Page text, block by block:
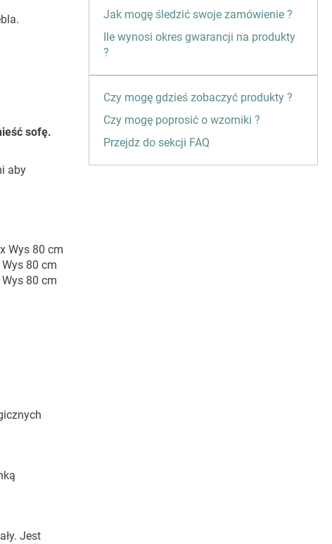
sofę.
aby
Wys 80 cm
Wys 80 cm
Wys 80 cm
Jest
Jak mogę śledzić swoje zamówienie ?
Ile wynosi okres gwarancji na produkty
?
Czy mogę gdzieś zobaczyć produkty ?
Czy mogę poprosić o wzorniki ?
Przejdz do sekcji FAQ